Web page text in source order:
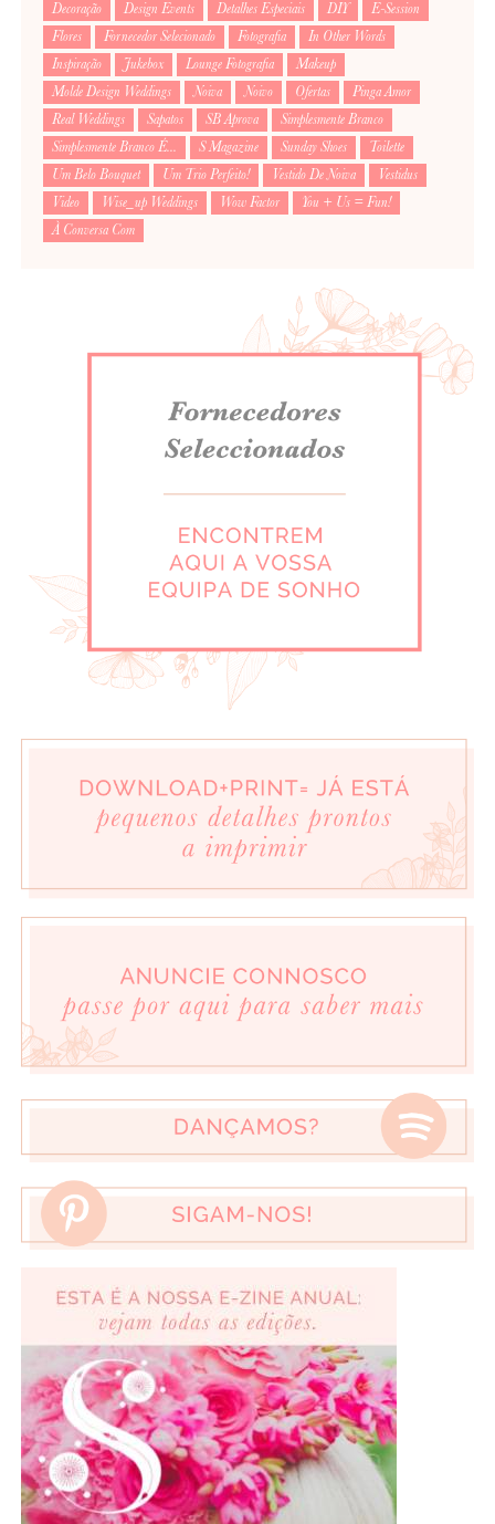
Decoração Design Events Detalhes Especiais DIY
E-Session
Flores
Fornecedor Selecionado Fotografia
In Other Words
Inspiração
Jukebox Lounge Fotografia
Makeup
Molde Design Weddings
Noiva Noivo Ofertas
Pinga Amor
Real Weddings
Sapatos SB Aprova
Simplesmente Branco
Simplesmente Branco É...
S Magazine Sunday Shoes
Toilette
Um Belo Bouquet
Um Trio Perfeito! Vestido De Noiva
Vestidus
Video
Wise_up Weddings Wow Factor
You + Us = Fun!
À Conversa Com